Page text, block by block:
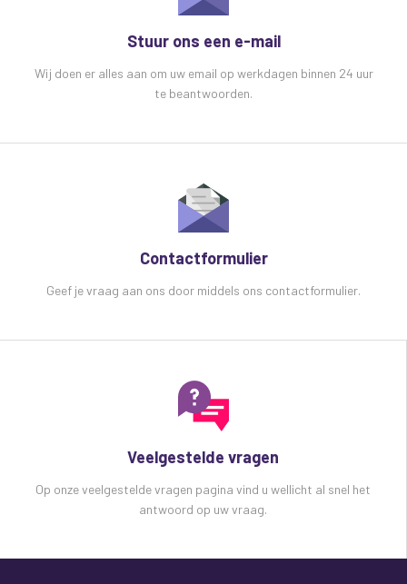
Voeding: 14V DC (mains adaptor supplied)
Gewicht: 2.3kg
Handheld zender:
Accuconfiguratie: 2 x 1.5V AA (not supplied)
Gewicht: 0.4kg
removable antenna, 2 x antenna extension
cables, 4 x handheld transmitters and 1 x 14V
Verpakt gewicht: 4.8kg
Aantal per omdoos: 3
Stuur ons een e-mail
Wij doen er alles aan om uw email op werkdagen binnen 24 uur
te beantwoorden.
Contactformulier
Geef je vraag aan ons door middels ons contactformulier.
Veelgestelde vragen
Op onze veelgestelde vragen pagina vind u wellicht al snel het
antwoord op uw vraag.